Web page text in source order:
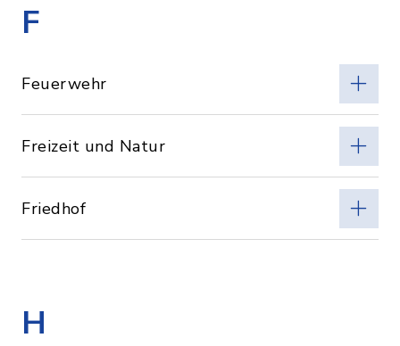
F
Feuerwehr
Freizeit und Natur
Friedhof
H